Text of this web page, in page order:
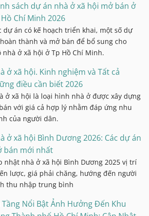
sách dự án nhà ở xã hội mở bán ở
Chí Minh 2026
dự án có kế hoạch triển khai, một số dự
thành và mở bán để bổ sung cho
ở xã hội ở Tp Hồ Chí Minh.
ở xã hội. Kinh nghiệm và Tất cả
điều cần biết 2026
ở xã hội là loại hình nhà ở được xây dựng
với giá cả hợp lý nhằm đáp ứng nhu
của người dân.
ở xã hội Bình Dương 2026: Các dự án
bán mới nhất
nhật nhà ở xã hội Bình Dương 2025 vị trí
lược, giá phải chăng, hướng đến người
thu nhập trung bình
Tầng Nổi Bật Ảnh Hưởng Đến Khu